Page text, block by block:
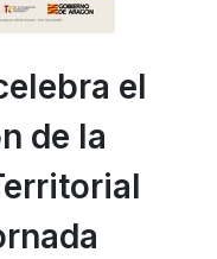
el
de la